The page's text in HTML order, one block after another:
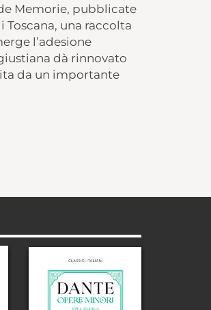
Memorie, pubblicate
una raccolta
l’adesione
dà rinnovato
da un importante